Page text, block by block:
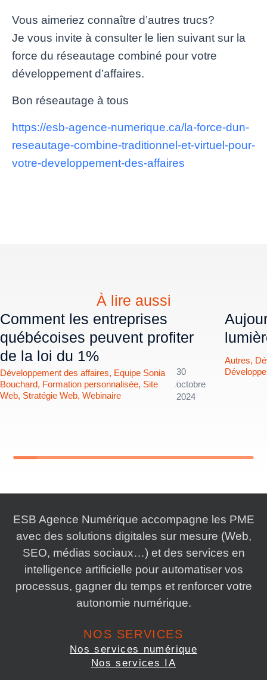
Vous aimeriez connaître d’autres trucs?
Je vous invite à consulter le lien suivant sur la
force du réseautage combiné pour votre
développement d’affaires.
Bon réseautage à tous
https://esb-agence-numerique.ca/la-force-dun-
reseautage-combine-traditionnel-et-virtuel-pour-
votre-developpement-des-affaires
À lire aussi
Comment les entreprises
québécoises peuvent profiter
de la loi du 1%
Développement des affaires, Equipe Sonia
Bouchard, Formation personnalisée, Site
Web, Stratégie Web, Webinaire
/
30
octobre
2024
Autres,
ESB Agence Numérique accompagne les PME
avec des solutions digitales sur mesure (Web,
SEO, médias sociaux…) et des services en
intelligence artificielle pour automatiser vos
processus, gagner du temps et renforcer votre
autonomie numérique.
NOS SERVICES
Nos services numérique
Nos services IA